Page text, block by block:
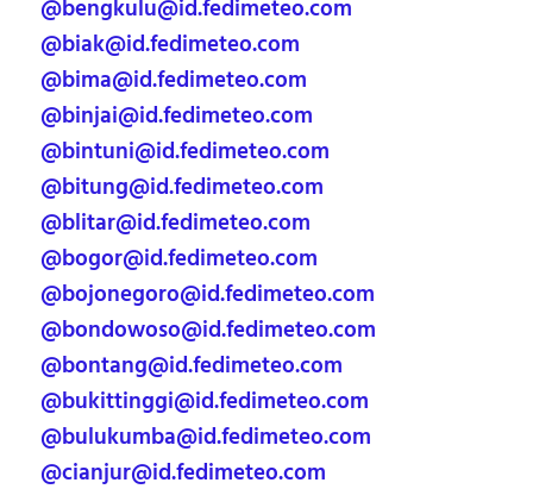
@bengkulu@id.fedimeteo.com
@biak@id.fedimeteo.com
@bima@id.fedimeteo.com
@binjai@id.fedimeteo.com
@bintuni@id.fedimeteo.com
@bitung@id.fedimeteo.com
@blitar@id.fedimeteo.com
@bogor@id.fedimeteo.com
@bojonegoro@id.fedimeteo.com
@bondowoso@id.fedimeteo.com
@bontang@id.fedimeteo.com
@bukittinggi@id.fedimeteo.com
@bulukumba@id.fedimeteo.com
@cianjur@id.fedimeteo.com